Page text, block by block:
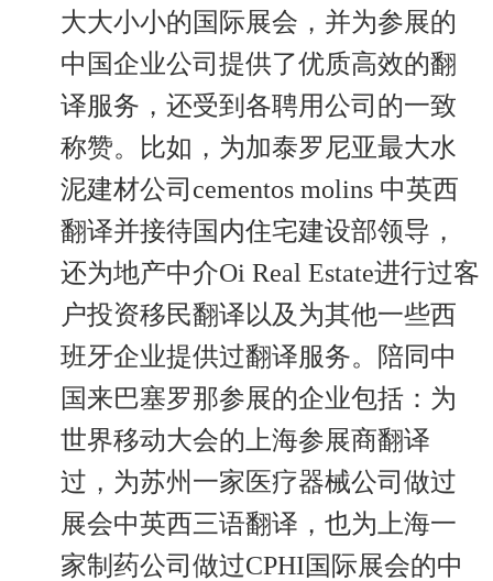
大大小小的国际展会，并为参展的
中国企业公司提供了优质高效的翻
译服务，还受到各聘用公司的一致
称赞。比如，为加泰罗尼亚最大水
泥建材公司cementos molins 中英西
翻译并接待国内住宅建设部领导，
还为地产中介Oi Real Estate进行过客
户投资移民翻译以及为其他一些西
班牙企业提供过翻译服务。陪同中
国来巴塞罗那参展的企业包括：为
世界移动大会的上海参展商翻译
过，为苏州一家医疗器械公司做过
展会中英西三语翻译，也为上海一
家制药公司做过CPHI国际展会的中